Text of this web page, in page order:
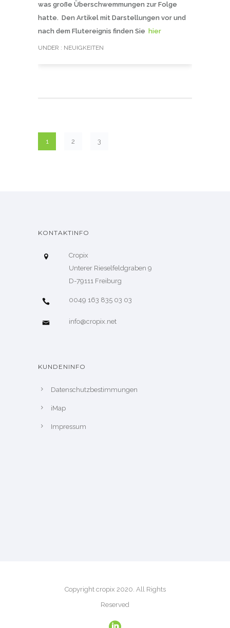
was große Überschwemmungen zur Folge
hatte. Den Artikel mit Darstellungen vor und
nach dem Flutereignis finden Sie hier
UNDER : NEUIGKEITEN
1 2 3
KONTAKTINFO
Cropix
Unterer Rieselfeldgraben 9
D-79111 Freiburg
0049 163 835 03 03
info@cropix.net
KUNDENINFO
Datenschutzbestimmungen
iMap
Impressum
Copyright cropix 2020. All Rights
Reserved